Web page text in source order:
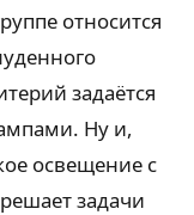
относится
задаётся
Ну и,
освещение с
задачи